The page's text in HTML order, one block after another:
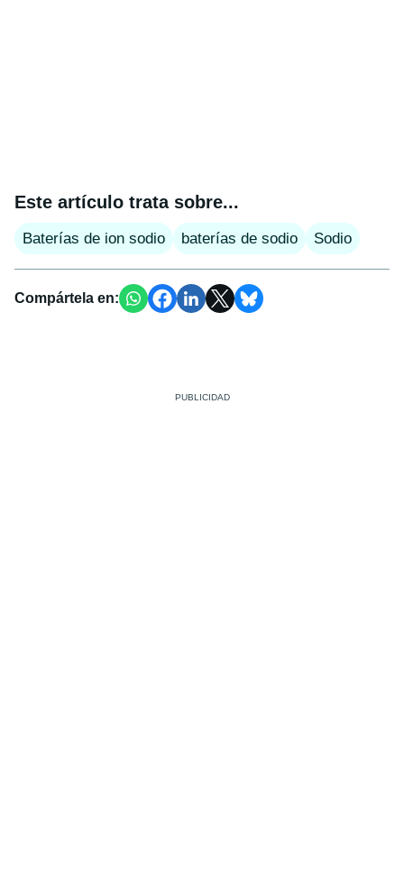
Este artículo trata sobre...
Baterías de ion sodio baterías de sodio Sodio
Compártela en: